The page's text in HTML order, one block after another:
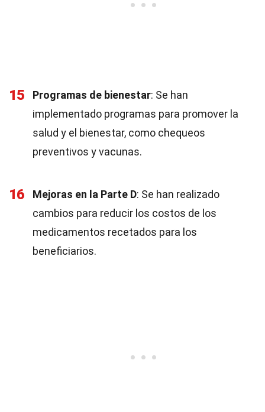
15 Programas de bienestar: Se han
implementado programas para promover la
salud y el bienestar, como chequeos
preventivos y vacunas.
16 Mejoras en la Parte D: Se han realizado
cambios para reducir los costos de los
medicamentos recetados para los
beneficiarios.